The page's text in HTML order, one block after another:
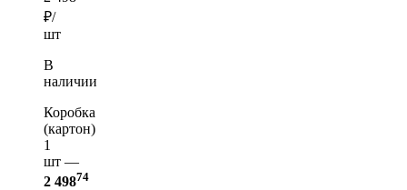
₽/
шт
В
наличии
Коробка
(картон)
1
шт —
2 49874